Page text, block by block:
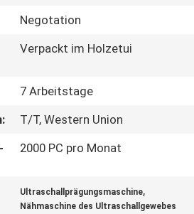
Negotation
Verpackt im Holzetui
7 Arbeitstage
T/T, Western Union
2000 PC pro Monat
Ultraschallprägungsmaschine,
Nähmaschine des Ultraschallgewebes